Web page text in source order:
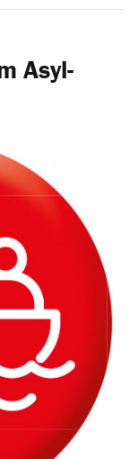
Asyl-